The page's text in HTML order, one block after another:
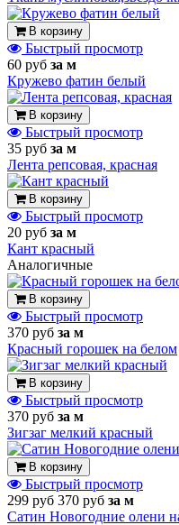
В корзину
Быстрый просмотр
60 руб за м
Кружево фатин белый
В корзину
Быстрый просмотр
35 руб за м
Лента репсовая, красная
В корзину
Быстрый просмотр
20 руб за м
Кант красный
Аналогичные
В корзину
Быстрый просмотр
370 руб за м
Красный горошек на белом
В корзину
Быстрый просмотр
370 руб за м
Зигзаг мелкий красный
В корзину
Быстрый просмотр
299 руб 370 руб за м
Сатин Новогодние олени